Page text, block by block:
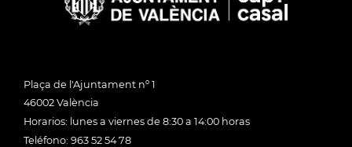
Plaça de l'Ajuntament nº 1
46002 València
Horarios: lunes a viernes de 8:30 a 14:00 horas
Teléfono: 963 52 54 78